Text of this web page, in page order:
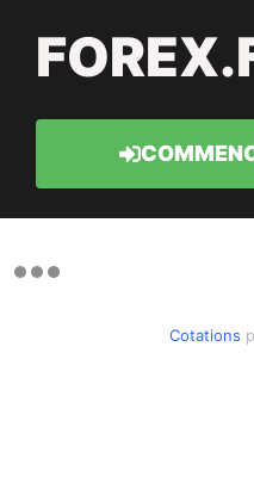
Cotations